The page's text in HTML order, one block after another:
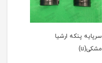
سرپایه پنکه ارشیا
مشکی(u)